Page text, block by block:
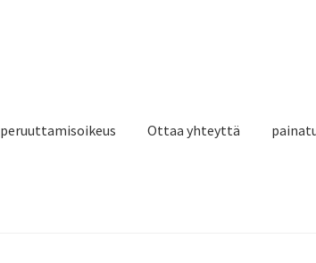
peruuttamisoikeus Ottaa yhteyttä